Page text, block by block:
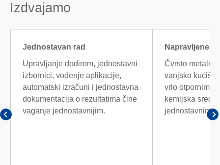
Izdvajamo
Jednostavan rad
Upravljanje dodirom, jednostavni
izbornici, vođenje aplikacije,
automatski izračuni i jednostavna
dokumentacija o rezultatima čine
vaganje jednostavnijim.
Napravljene
Čvrsto metalno
vanjsko
vrlo otpornima
kemijska
jednostavnima